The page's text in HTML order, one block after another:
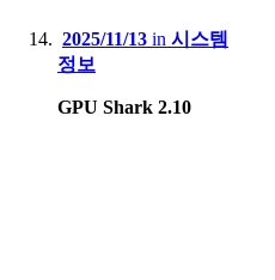
2025/11/13 in 시스템
정보
GPU Shark 2.10